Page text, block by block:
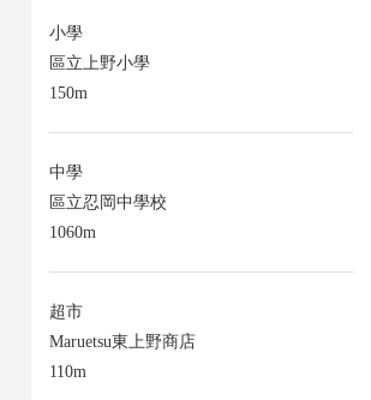
小學
區立上野小學
150m
中學
區立忍岡中學校
1060m
超市
Maruetsu東上野商店
110m